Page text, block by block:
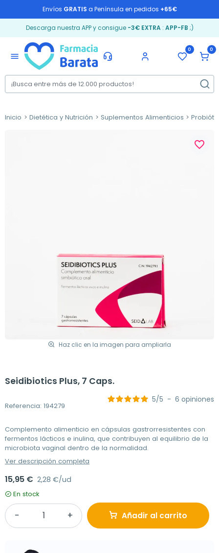
Envíos GRATIS a Península en pedidos +65€
Descarga nuestra APP y consigue -3€ EXTRA: APP-FB ;)
menu
0 0
Inicio Dietética y Nutrición Suplementos Alimenticios
Haz clic en la imagen para ampliarla
favorite_border
Seidibiotics Plus, 7 Caps.
Referencia: 194279
5/5 - 6 opiniones
Complemento alimenticio en cápsulas gastrorresistentes con
fermentos lácticos e inulina, que contribuyen al equilibrio de la
microbiota vaginal dentro de la normalidad.
Ver descripción completa
15,95 € 2,28 €/ud
En stock
Añadir al carrito